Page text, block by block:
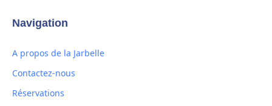
Navigation
A propos de la Jarbelle
Contactez-nous
Réservations